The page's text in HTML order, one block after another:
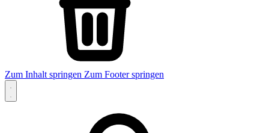
Zum Inhalt springen Zum Footer springen